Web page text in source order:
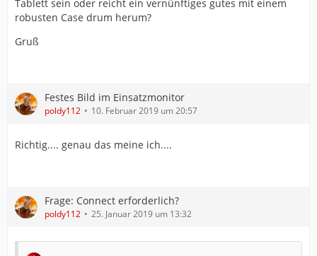
Tablett sein oder reicht ein vernünftiges gutes mit einem
robusten Case drum herum?
Gruß
Festes Bild im Einsatzmonitor
poldy112 10. Februar 2019 um 20:57
Richtig.... genau das meine ich....
Frage: Connect erforderlich?
poldy112 25. Januar 2019 um 13:32